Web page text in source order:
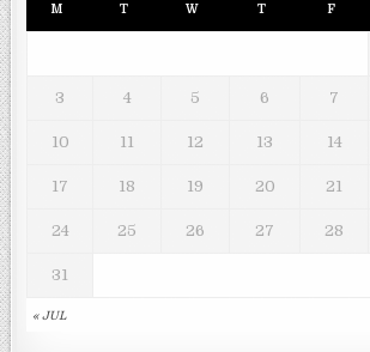
M T W T F
« JUL
3 4 5 6 7
10 11 12 13 14
17 18 19 20 21
24 25 26 27 28
31